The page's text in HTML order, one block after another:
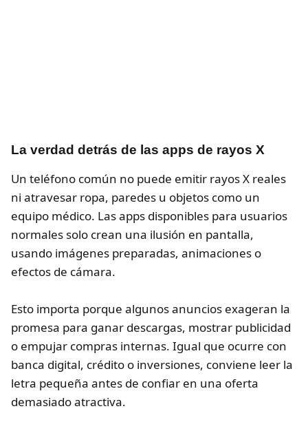
La verdad detrás de las apps de rayos X
Un teléfono común no puede emitir rayos X reales
ni atravesar ropa, paredes u objetos como un
equipo médico. Las apps disponibles para usuarios
normales solo crean una ilusión en pantalla,
usando imágenes preparadas, animaciones o
efectos de cámara.
Esto importa porque algunos anuncios exageran la
promesa para ganar descargas, mostrar publicidad
o empujar compras internas. Igual que ocurre con
banca digital, crédito o inversiones, conviene leer la
letra pequeña antes de confiar en una oferta
demasiado atractiva.